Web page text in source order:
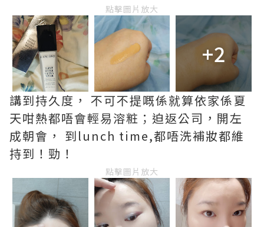
點擊圖片放大
+2
講到持久度， 不可不提嘅係就算依家係夏
天咁熱都唔會輕易溶粧；迫返公司，開左
成朝會， 到lunch time,都唔洗補妝都維
持到！勁！
點擊圖片放大